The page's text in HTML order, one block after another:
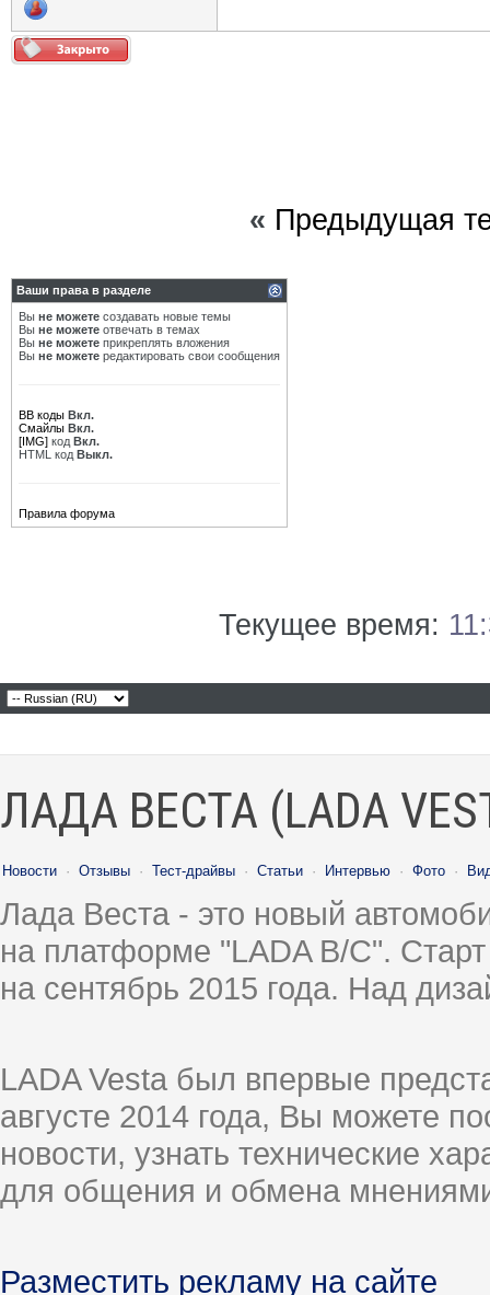
« Предыдущая
Ваши права в разделе
Вы не можете создавать новые темы
Вы не можете отвечать в темах
Вы не можете прикреплять вложения
Вы не можете редактировать свои сообщения
BB коды Вкл.
Смайлы Вкл.
[IMG] код Вкл.
HTML код Выкл.
Правила форума
Текущее время:
ЛАДА ВЕСТА (LADA
Новости · Отзывы · Тест-драйвы · Статьи · Интервью · Фото ·
Лада Веста - это новый
на платформе "LADA B/C".
на сентябрь 2015 года. Над
LADA Vesta был впервые
августе 2014 года, Вы можете
новости, узнать технические
для общения и обмена
Разместить рекламу на сайте